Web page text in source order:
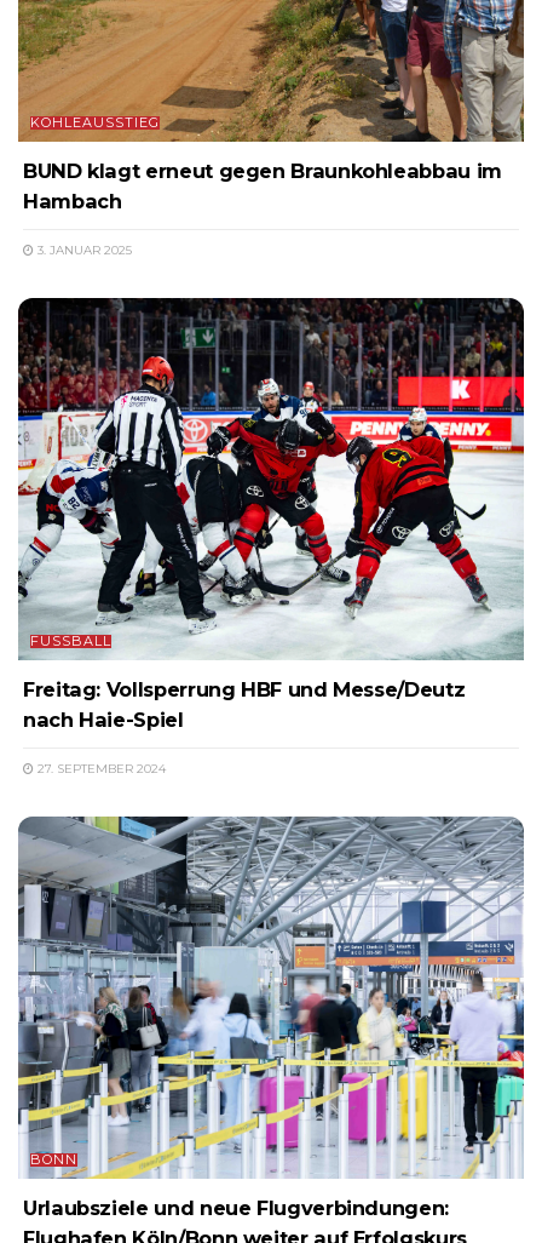
KOHLEAUSSTIEG
BUND klagt erneut gegen Braunkohleabbau im
Hambach
3. JANUAR 2025
FUSSBALL
Freitag: Vollsperrung HBF und Messe/Deutz
nach Haie-Spiel
27. SEPTEMBER 2024
BONN
Urlaubsziele und neue Flugverbindungen:
Flughafen Köln/Bonn weiter auf Erfolgskurs